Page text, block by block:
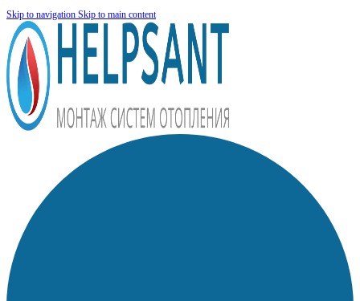
Skip to navigation Skip to main content